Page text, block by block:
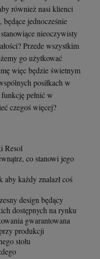
również nasi klienci
jednocześnie
nieoczywisty
Przede wszystkim
go użytkować
więc będzie świetnym
posiłkach w
pełnić w
czegoś więcej?
Resol
co stanowi jego
każdy znalazł coś
design będący
dostępnych na rynku
gwarantowana
produkcji
stołu